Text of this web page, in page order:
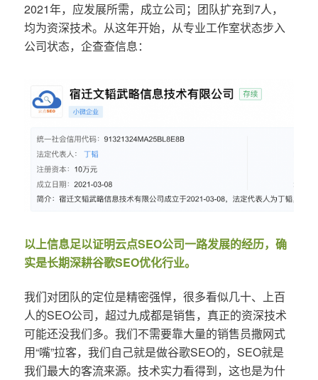
2021年，应发展所需，成立公司；团队扩充到7人，
均为资深技术。从这年开始，从专业工作室状态步入
公司状态，企查查信息：
以上信息足以证明云点SEO公司一路发展的经历，确
实是长期深耕谷歌SEO优化行业。
我们对团队的定位是精密强悍，很多看似几十、上百
人的SEO公司，超过九成都是销售，真正的资深技术
可能还没我们多。我们不需要靠大量的销售员撒网式
用“嘴”拉客，我们自己就是做谷歌SEO的，SEO就是
我们最大的客流来源。技术实力看得到，这也是为什